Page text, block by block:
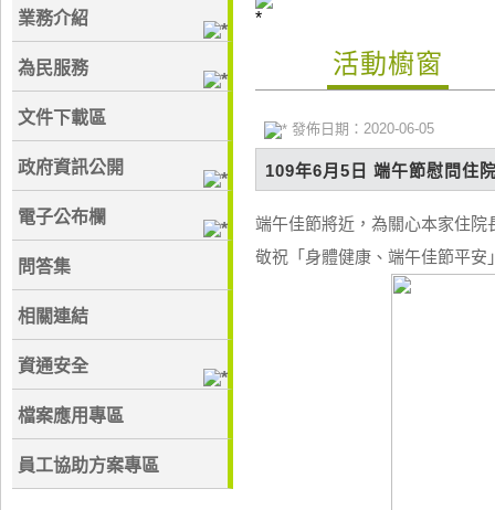
業務介紹
為民服務
文件下載區
政府資訊公開
電子公布欄
問答集
相關連結
資通安全
檔案應用專區
員工協助方案專區
活動櫥窗
發佈日期：2020-06-05
109年6月5日 端午節慰問住
端午佳節將近，為關心本家住院
敬祝「身體健康、端午佳節平